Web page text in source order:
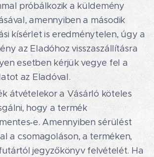
próbálkozik a küldemény
amennyiben a második
kísérlet is eredménytelen, úgy a
az Eladóhoz visszaszállításra
esetben kérjük vegye fel a
az Eladóval.
átvételekor a Vásárló köteles
hogy a termék
Amennyiben sérülést
a csomagoláson, a terméken,
jegyzőkönyv felvételét. Ha